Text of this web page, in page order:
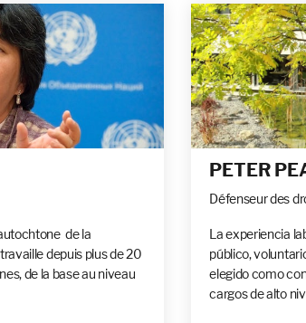
de la
depuis plus de 20
de la base au niveau
PETER
Défenseur des
La experiencia
público,
elegido como
cargos de alto